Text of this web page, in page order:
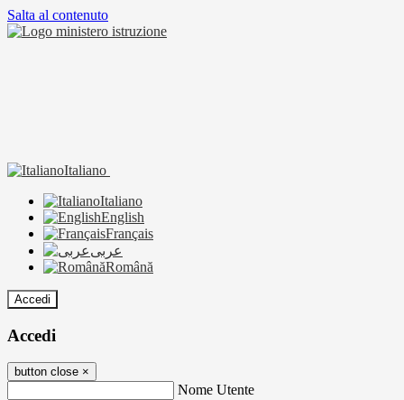
Salta al contenuto
Italiano
Italiano
English
Français
عربى
Română
Accedi
Accedi
button close ×
Nome Utente